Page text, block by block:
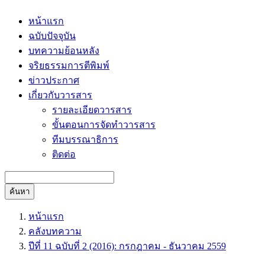
หน้าแรก
ฉบับปัจจุบัน
บทความย้อนหลัง
จริยธรรมการตีพิมพ์
ข่าวประกาศ
เกี่ยวกับวารสาร
รายละเอียดวารสาร
ขั้นตอนการจัดทำวารสาร
ทีมบรรณาธิการ
ติดต่อ
ค้นหา
หน้าแรก
คลังบทความ
ปีที่ 11 ฉบับที่ 2 (2016): กรกฎาคม - ธันวาคม 2559